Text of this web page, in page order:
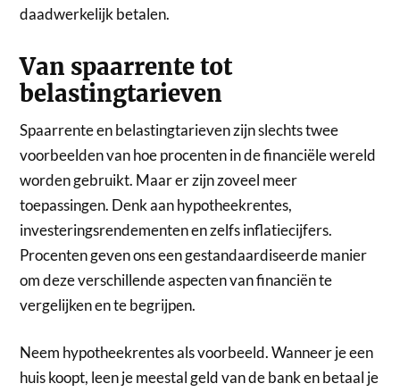
daadwerkelijk betalen.
Van spaarrente tot
belastingtarieven
Spaarrente en belastingtarieven zijn slechts twee
voorbeelden van hoe procenten in de financiële wereld
worden gebruikt. Maar er zijn zoveel meer
toepassingen. Denk aan hypotheekrentes,
investeringsrendementen en zelfs inflatiecijfers.
Procenten geven ons een gestandaardiseerde manier
om deze verschillende aspecten van financiën te
vergelijken en te begrijpen.
Neem hypotheekrentes als voorbeeld. Wanneer je een
huis koopt, leen je meestal geld van de bank en betaal je